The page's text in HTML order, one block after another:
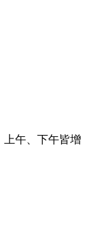
上午、下午皆增